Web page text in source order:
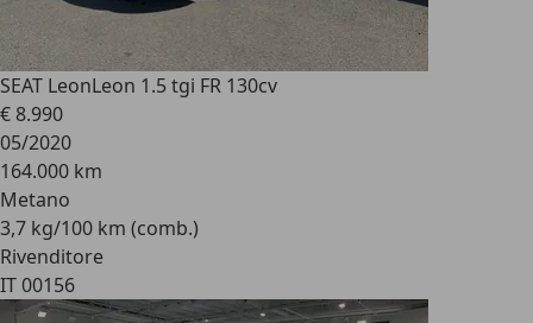
SEAT LeonLeon 1.5 tgi FR 130cv
€ 8.990
05/2020
164.000 km
Metano
3,7 kg/100 km (comb.)
Rivenditore
IT 00156